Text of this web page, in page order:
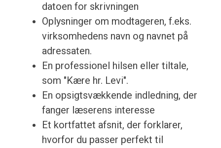
datoen for skrivningen
Oplysninger om modtageren, f.eks.
virksomhedens navn og navnet på
adressaten.
En professionel hilsen eller tiltale,
som "Kære hr. Levi".
En opsigtsvækkende indledning, der
fanger læserens interesse
Et kortfattet afsnit, der forklarer,
hvorfor du passer perfekt til